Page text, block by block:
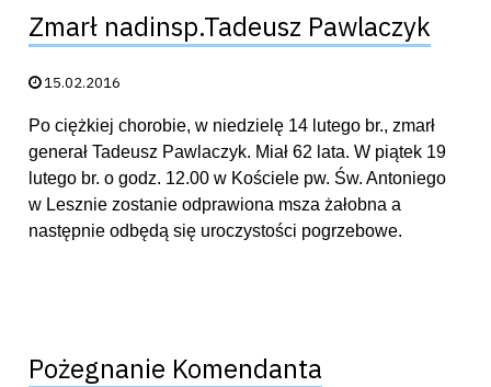
Zmarł nadinsp.Tadeusz Pawlaczyk
Data publikacji:
15.02.2016
Po ciężkiej chorobie, w niedzielę 14 lutego br., zmarł
generał Tadeusz Pawlaczyk. Miał 62 lata. W piątek 19
lutego br. o godz. 12.00 w Kościele pw. Św. Antoniego
w Lesznie zostanie odprawiona msza żałobna a
następnie odbędą się uroczystości pogrzebowe.
Pożegnanie Komendanta